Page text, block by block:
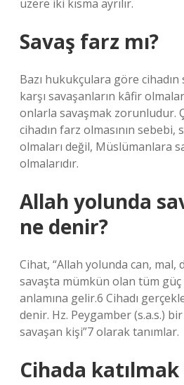
üzere iki kısma ayrılır.
Savaş farz mı?
Bazı hukukçulara göre
karşı savaşanların kâfir
onlarla savaşmak zorunludur.
cihadın farz olmasının sebebi,
olmaları değil, Müslümanlara
olmalarıdır.
Allah yolunda
ne denir?
Cihat, “Allah yolunda can, mal,
savaşta mümkün olan tüm güç
anlamına gelir.6 Cihadı
denir. Hz. Peygamber (s.a.s.)
savaşan kişi”7 olarak tanımlar.
Cihada katılmak